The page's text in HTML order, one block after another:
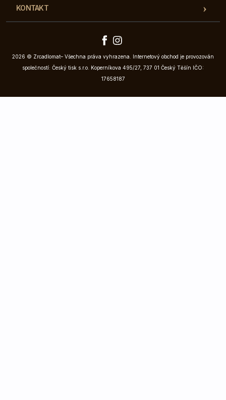
KONTAKT
2026 © Zrcadlomat– Všechna práva vyhrazena. Internetový obchod je provozován
společností: Český tisk s.r.o. Koperníkova 495/27, 737 01 Český Těšín IČO:
17658187